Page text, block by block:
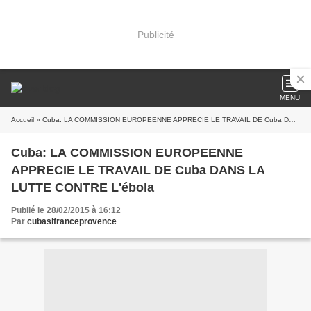
Publicité
MENU
Accueil » Cuba: LA COMMISSION EUROPEENNE APPRECIE LE TRAVAIL DE Cuba DANS LA LUTTE CONTRE L'ébola
Cuba: LA COMMISSION EUROPEENNE
APPRECIE LE TRAVAIL DE Cuba DANS LA
LUTTE CONTRE L'ébola
Publié le 28/02/2015 à 16:12
Par cubasifranceprovence